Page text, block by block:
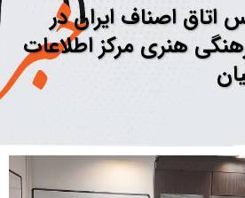
اتاق اصناف ایران در
هنری مرکز اطلاعات